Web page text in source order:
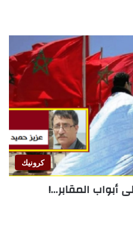
كرونيك
المقابر…!